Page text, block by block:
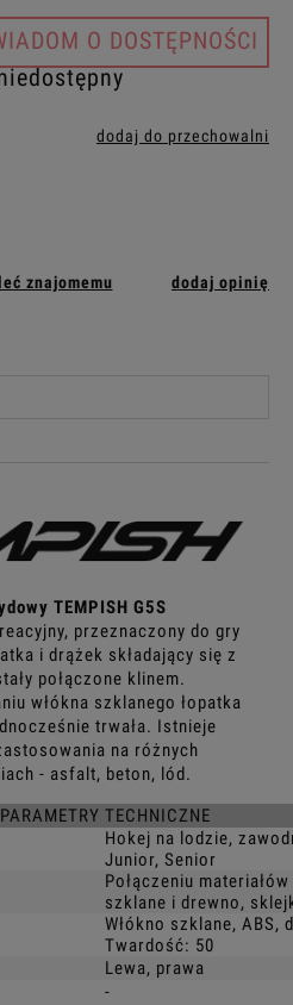
O DOSTĘPNOŚCI
dodaj do przechowalni
znajomemu dodaj opinię
TEMPISH G5S
przeznaczony do gry
i drążek składający się z
połączone klinem.
włókna szklanego łopatka
trwała. Istnieje
na różnych
- asfalt, beton, lód.
PARAMETRY TECHNICZNE
Hokej na lodzie,
Junior, Senior
Połączeniu
szklane i drewno,
Włókno szklane, ABS,
Twardość: 50
Lewa, prawa
-